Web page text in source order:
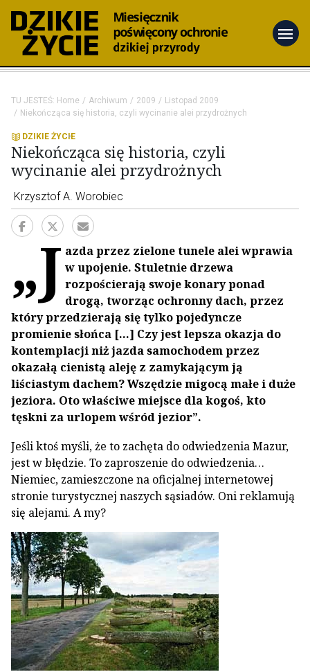
menu
TU JESTEŚ: Home Archiwum 2009
Listopad 2009
Niekończąca się historia, czyli wycinanie alei przydrożnych
DZIKIE ŻYCIE
Niekończąca się historia, czyli
wycinanie alei przydrożnych
Krzysztof A. Worobiec
„J azda przez zielone tunele alei wprawia
w upojenie. Stuletnie drzewa
rozpościerają swoje konary ponad
drogą, tworząc ochronny dach, przez
który przedzierają się tylko pojedyncze
promienie słońca […] Czy jest lepsza okazja do
kontemplacji niż jazda samochodem przez
okazałą cienistą aleję z zamykającym ją
liściastym dachem? Wszędzie migocą małe i duże
jeziora. Oto właściwe miejsce dla kogoś, kto
tęskni za urlopem wśród jezior”.
Jeśli ktoś myśli, że to zachęta do odwiedzenia Mazur,
jest w błędzie. To zaproszenie do odwiedzenia…
Niemiec, zamieszczone na oficjalnej internetowej
stronie turystycznej naszych sąsiadów. Oni reklamują
się alejami. A my?